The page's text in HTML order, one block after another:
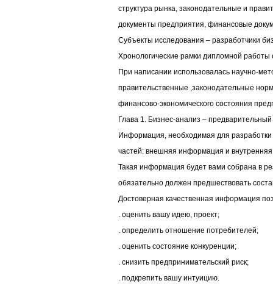
структура рынка, законодательные и
документы предприятия, финансовые
Субъекты исследования – разработчики
Хронологические рамки дипломной работы
При написании использовалась научно-
правительственные ,законодательные
финансово-экономического состояния
Глава 1. Бизнес-анализ –
Информация, необходимая для разработки
частей: внешняя информация и
Такая информация будет вами собрана в
обязательно должен предшествовать
Достоверная качественная информация
. оценить вашу идею, проект;
. определить отношение потребителей;
. оценить состояние конкуренции;
. снизить предпринимательский риск;
. подкрепить вашу интуицию.